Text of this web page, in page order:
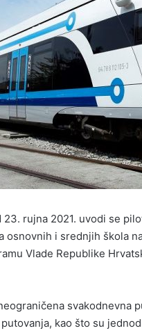
23. rujna 2021. uvodi se
osnovnih i srednjih škola
Vlade Republike
svakodnevna
kao što su